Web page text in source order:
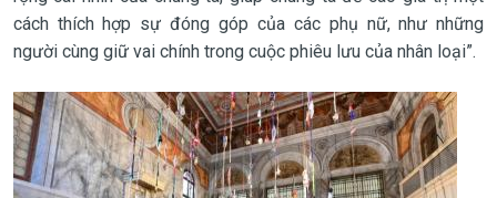
cách thích hợp sự đóng góp của các phụ nữ, như những
người cùng giữ vai chính trong cuộc phiêu lưu của nhân loại”.